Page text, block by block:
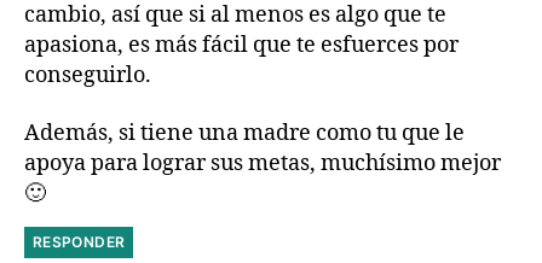
cambio, así que si al menos es algo que te
apasiona, es más fácil que te esfuerces por
conseguirlo.
Además, si tiene una madre como tu que le
apoya para lograr sus metas, muchísimo mejor
🙂
RESPONDER